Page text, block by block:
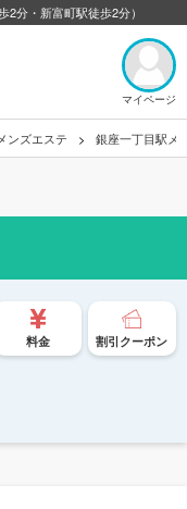
分・新富町駅徒歩2分）
マイページ
ンズエステ 銀座一丁目駅メ
料金 割引クーポン